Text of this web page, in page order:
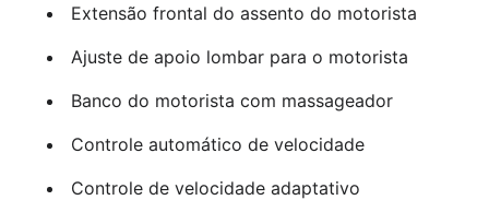
Extensão frontal do assento do motorista
Ajuste de apoio lombar para o motorista
Banco do motorista com massageador
Controle automático de velocidade
Controle de velocidade adaptativo